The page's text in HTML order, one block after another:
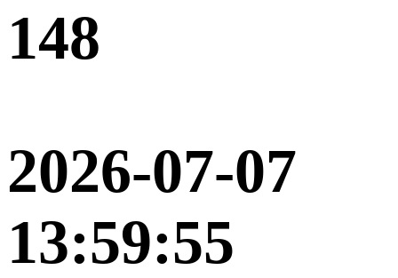
148
2026-07-07
13:59:55